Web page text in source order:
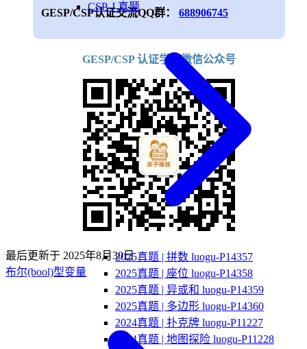
CSP-J 真题
2025真题 | 拼数 luogu-P14357
2025真题 | 座位 luogu-P14358
2025真题 | 异或和 luogu-P14359
2025真题 | 多边形 luogu-P14360
2024真题 | 扑克牌 luogu-P11227
2024真题 | 地图探险 luogu-P11228
GESP/CSP认证交流QQ群： 688906745
GESP/CSP 认证学习微信公众号
最后更新于 2025年8月30日
布尔(bool)型变量